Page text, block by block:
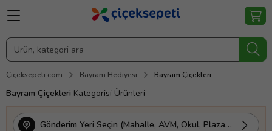
Çiçeksepeti.com Bayram Hediyesi Bayram Çiçekleri
Bayram Çiçekleri Kategorisi Ürünleri
Gönderim Yeri Seçin (Mahalle, AVM, Okul, Plaza vs.)